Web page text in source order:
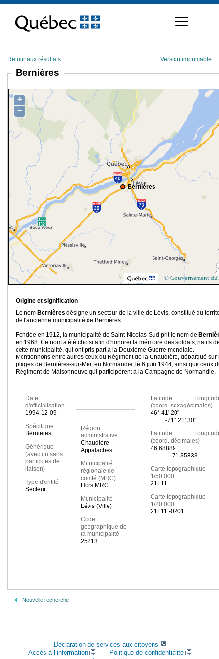
contenu
Retour aux résultats Version imprimable
Bernières
Bernières
+
−
© Gouvernement du
Origine et signification
Le nom Bernières désigne un secteur de la ville de Lévis, constitué du
de l'ancienne municipalité de Bernières.
Fondée en 1912, la municipalité de Saint-Nicolas-Sud prit le nom de
en 1968. Ce nom a été choisi afin d'honorer la mémoire des soldats, natifs
cette municipalité, qui ont pris part à la Deuxième Guerre mondiale.
Mentionnons entre autres ceux du Régiment de la Chaudière, débarqué sur
plages de Bernières-sur-Mer, en Normandie, le 6 juin 1944, ainsi que ceux
Régiment de Maisonneuve qui participèrent à la Campagne de Normandie.
Date
d'officialisation
1994-12-09
Spécifique
Bernières
Générique
(avec ou sans
particules de
liaison)
Type d'entité
Secteur
Région
administrative
Chaudière-
Appalaches
Municipalité
régionale de
comté (MRC)
Hors MRC
Municipalité
Lévis (Ville)
Code
géographique de
la municipalité
25213
Latitude
(coord. sexagésimales)
46° 41' 20"
-71° 21' 30"
Latitude
(coord. décimales)
46.68889
-71.35833
Carte topographique
1/50 000
21L11
Carte topographique
1/20 000
21L11 -0201
Nouvelle recherche
Déclaration de services aux citoyens
Accès à l’information
Politique de confidentialité